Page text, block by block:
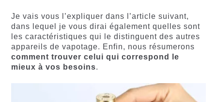
Je vais vous l’expliquer dans l’article suivant,
dans lequel je vous dirai également quelles sont
les caractéristiques qui le distinguent des autres
appareils de vapotage. Enfin, nous résumerons
comment trouver celui qui correspond le
mieux à vos besoins.